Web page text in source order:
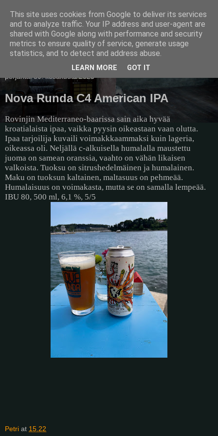
Pullollinen
perjantai 30. kesäkuuta 2023
Nova Runda C4 American IPA
Rovinjin Mediterraneo-baarissa sain aika hyvää
kroatialaista ipaa, vaikka pyysin oikeastaan vaan olutta.
Ipaa tarjoilija kuvaili voimakkkaammaksi kuin lageria,
oikeassa oli. Neljällä c-alkuisella humalalla maustettu
juoma on samean oranssia, vaahto on vähän likaisen
valkoista. Tuoksu on sitrushedelmäinen ja humalainen.
Maku on tuoksun kaltainen, maltasuus on pehmeää.
Humalaisuus on voimakasta, mutta se on samalla lempeää.
IBU 80, 500 ml, 6,1 %, 5/5
Petri at 15.22
This site uses cookies from Google to deliver its services
and to analyze traffic. Your IP address and user-agent are
shared with Google along with performance and security
metrics to ensure quality of service, generate usage
statistics, and to detect and address abuse.
LEARN MORE GOT IT